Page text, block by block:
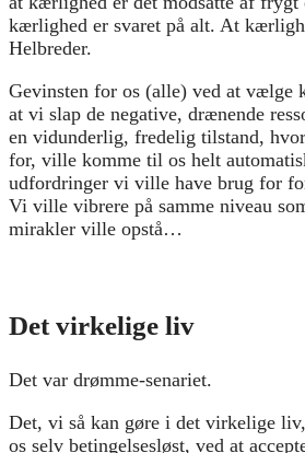
kærlighed er svaret på alt. At
Helbreder.
Gevinsten for os (alle) ved at
at vi slap de negative, drænende
en vidunderlig, fredelig tilstand,
for, ville komme til os helt
udfordringer vi ville have brug for
Vi ville vibrere på samme niveau
mirakler ville opstå…
Det virkelige liv
Det var drømme-senariet.
Det, vi så kan gøre i det virkelige
os selv betingelsesløst, ved at